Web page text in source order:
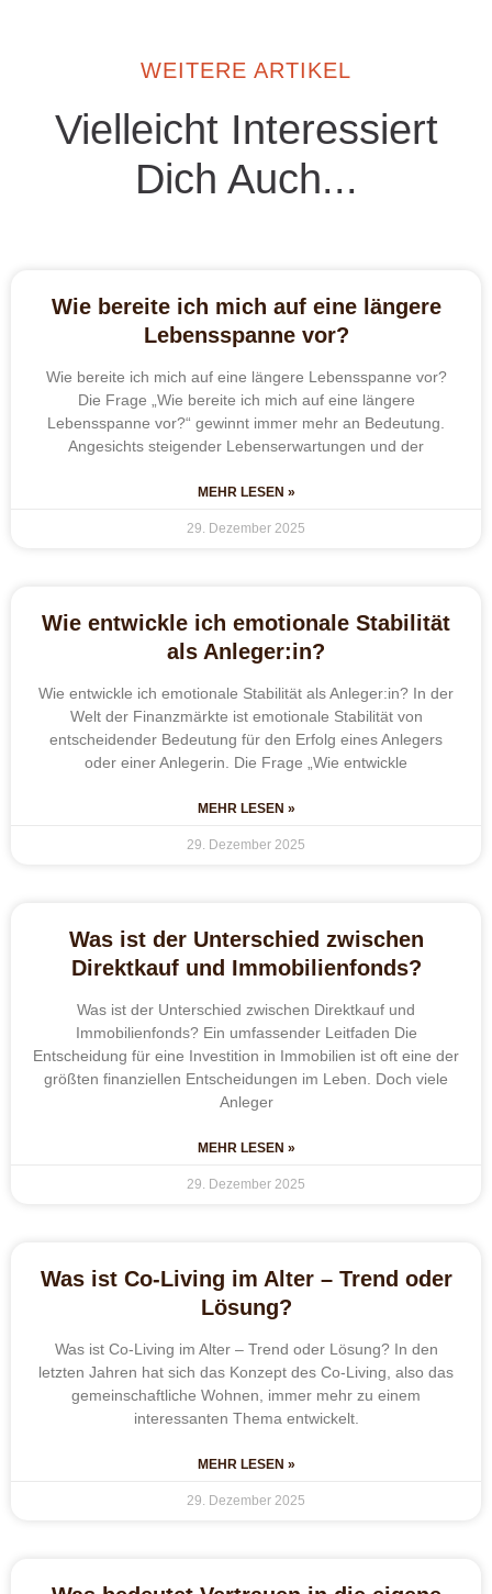
WEITERE ARTIKEL
Vielleicht Interessiert
Dich Auch...
Wie bereite ich mich auf eine längere
Lebensspanne vor?
Wie bereite ich mich auf eine längere Lebensspanne vor?
Die Frage „Wie bereite ich mich auf eine längere
Lebensspanne vor?“ gewinnt immer mehr an Bedeutung.
Angesichts steigender Lebenserwartungen und der
MEHR LESEN »
29. Dezember 2025
Wie entwickle ich emotionale Stabilität
als Anleger:in?
Wie entwickle ich emotionale Stabilität als Anleger:in? In der
Welt der Finanzmärkte ist emotionale Stabilität von
entscheidender Bedeutung für den Erfolg eines Anlegers
oder einer Anlegerin. Die Frage „Wie entwickle
MEHR LESEN »
29. Dezember 2025
Was ist der Unterschied zwischen
Direktkauf und Immobilienfonds?
Was ist der Unterschied zwischen Direktkauf und
Immobilienfonds? Ein umfassender Leitfaden Die
Entscheidung für eine Investition in Immobilien ist oft eine der
größten finanziellen Entscheidungen im Leben. Doch viele
Anleger
MEHR LESEN »
29. Dezember 2025
Was ist Co-Living im Alter – Trend oder
Lösung?
Was ist Co-Living im Alter – Trend oder Lösung? In den
letzten Jahren hat sich das Konzept des Co-Living, also das
gemeinschaftliche Wohnen, immer mehr zu einem
interessanten Thema entwickelt.
MEHR LESEN »
29. Dezember 2025